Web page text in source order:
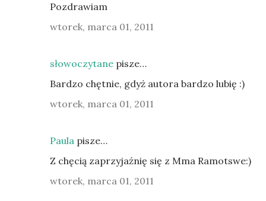
Pozdrawiam
wtorek, marca 01, 2011
słowoczytane pisze…
Bardzo chętnie, gdyż autora bardzo lubię :)
wtorek, marca 01, 2011
Paula pisze…
Z chęcią zaprzyjaźnię się z Mma Ramotswe:)
wtorek, marca 01, 2011